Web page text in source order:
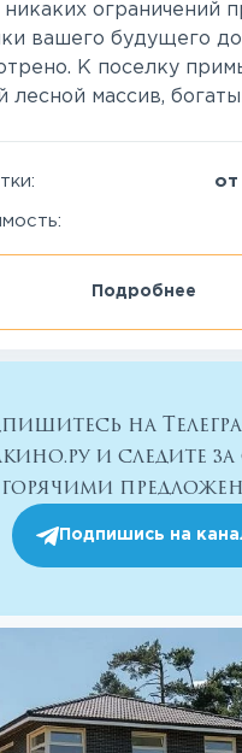
никаких ограничений
вашего будущего
К поселку
лесной массив,
от
Подробнее
на
и следите
Подпишись на